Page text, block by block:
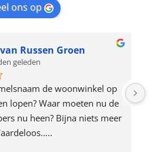
ons op
Russen Groen
geleden
de woonwinkel op
lopen? Waar moeten nu de
nu heen? Bijna niets meer